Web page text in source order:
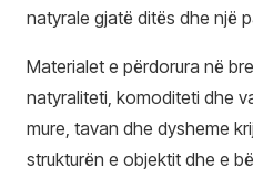
natyrale gjatë ditës dhe një
Materialet e përdorura në
natyraliteti, komoditeti dhe
mure, tavan dhe dysheme
strukturën e objektit dhe e